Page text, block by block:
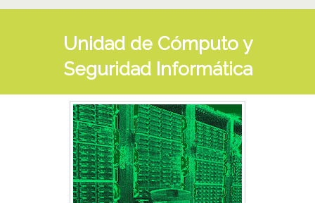
Unidad de Cómputo y
Seguridad Informática